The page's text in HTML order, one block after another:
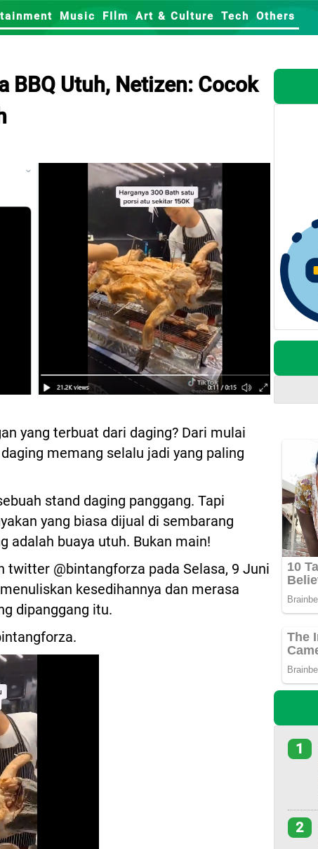
Music FIlm Art & Culture Tech Others
BBQ Utuh, Netizen: Cocok
yang terbuat dari daging? Dari mulai
memang selalu jadi yang paling
stand daging panggang. Tapi
yang biasa dijual di sembarang
adalah buaya utuh. Bukan main!
twitter @bintangforza pada Selasa, 9 Juni
kesedihannya dan merasa
dipanggang itu.
1
2